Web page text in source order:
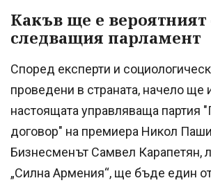
Какъв ще е вероятният
следващия парламент
Според експерти и
проведени в страната, начело ще
настоящата управляваща партия
договор" на премиера Никол
Бизнесменът Самвел Карапетян,
„Силна Армения“, ще бъде един